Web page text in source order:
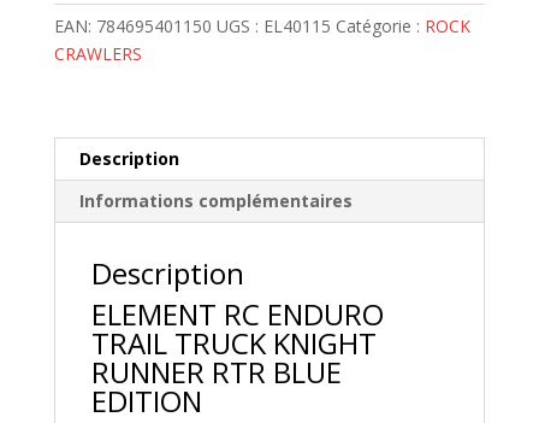
RTR
BLUE
EDITION
EL40115
EAN: 784695401150 UGS : EL40115 Catégorie : ROCK
CRAWLERS
Description
Informations complémentaires
Description
ELEMENT RC ENDURO
TRAIL TRUCK KNIGHT
RUNNER RTR BLUE
EDITION